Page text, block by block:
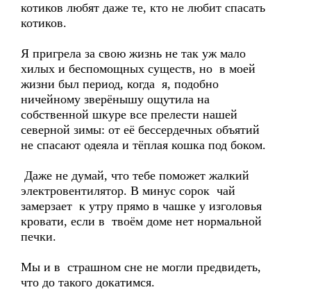
котиков любят даже те, кто не любит спасать
котиков.
Я пригрела за свою жизнь не так уж мало
хилых и беспомощных существ, но в моей
жизни был период, когда я, подобно
ничейному зверёнышу ощутила на
собственной шкуре все прелести нашей
северной зимы: от её бессердечных объятий
не спасают одеяла и тёплая кошка под боком.
Даже не думай, что тебе поможет жалкий
электровентилятор. В минус сорок чай
замерзает к утру прямо в чашке у изголовья
кровати, если в твоём доме нет нормальной
печки.
Мы и в страшном сне не могли предвидеть,
что до такого докатимся.